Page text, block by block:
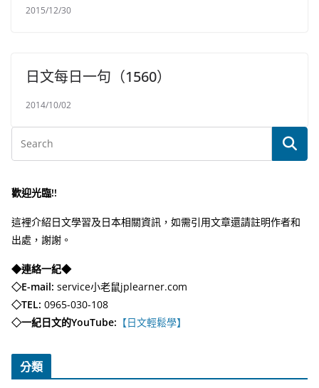
2015/12/30
日文每日一句（1560）
2014/10/02
歡迎光臨!!
這裡介紹日文學習及日本相關資訊，如需引用文章還請註明作者和
出處，謝謝。
◆連絡一紀◆
◇E-mail: service小老鼠jplearner.com
◇TEL: 0965-030-108
◇一紀日文的YouTube: 【日文輕鬆學】
分類